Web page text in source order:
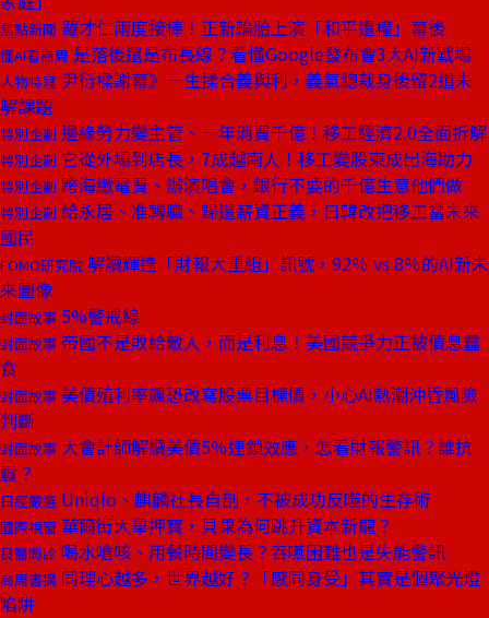
焦點新聞 羅才仁兩度接棒！正新輪胎上演「和平還權」幕後
懂AI看商周 是落後還是布長線？看懂Google發布會3大AI新戰場
人物特寫 尹衍樑謝幕》一生揉合義與利，義氣總裁身後留2道未
解課題
特別企劃 邊緣勞力變主管、一年消費千億！移工經濟2.0全面拆解
特別企劃 它從外場到店長，7成越南人！移工變股東成出海助力
特別企劃 跨海繳電費、辦演唱會，銀行不要的千億生意他們做
特別企劃 給永居、准轉職、歸還薪資正義，日韓改把移工當未來
國民
FOMO研究院 解讀輝達「財報大重組」訊號，92％ vs 8％的AI新未
來圖像
封面故事 5%警戒線
封面故事 帝國不是敗給敵人，而是利息！美國競爭力正被債息蠶
食
封面故事 美債殖利率飆恐改寫股票目標價，小心AI熱潮沖昏風險
判斷
封面故事 大會計師解讀美債5％連鎖效應，怎看財報警訊？誰抗
震？
日經嚴選 Uniqlo、麒麟社長自剖，不被成功反噬的生存術
國際視窗 華爾街大舉押寶，貝果為何跳升資本新寵？
良醫問診 喝水嗆咳、用餐時間變長？吞嚥困難也是失能警訊
商周書摘 同理心越多，世界越好？「感同身受」其實是個聚光燈
陷阱